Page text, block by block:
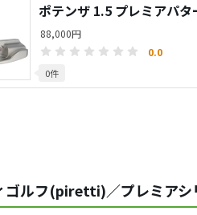
ポテンザ 1.5 プレミアパタ
88,000円
0.0
0件
ゴルフ(piretti)／プレミアシ